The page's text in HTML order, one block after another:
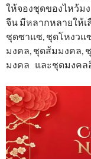
ให้จองชุดของไหว้ม
จีน มีหลากหลายให้เ
ชุดซาแซ, ชุดโหงวแ
มงคล, ชุดส้มมงคล,
มงคล และชุดมงคล